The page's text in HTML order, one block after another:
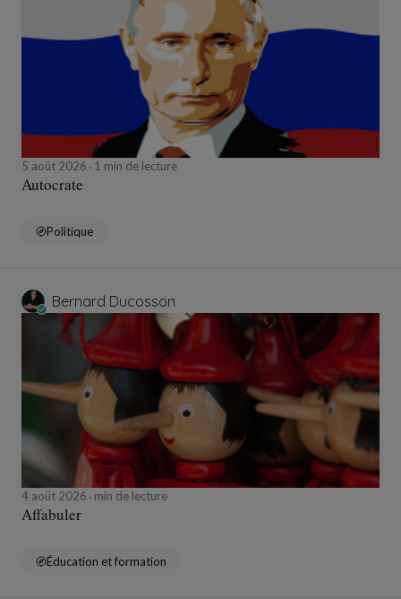
5 août 2026 1 min de lecture
Autocrate
Politique
Bernard Ducosson
4 août 2026 min de lecture
Affabuler
Éducation et formation